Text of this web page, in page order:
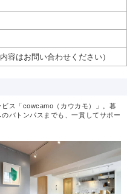
容はお問い合わせください）
ス「cowcamo（カウカモ）」。暮
バトンパスまでも、一貫してサポー